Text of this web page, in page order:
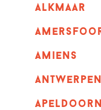
alkmaar
amiens
Antwerpen
apeldoorn